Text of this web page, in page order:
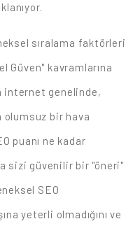
sıralama faktörleri
kavramlarına
internet genelinde,
olumsuz bir hava
puanı ne kadar
sizi güvenilir bir "öneri"
SEO
yeterli olmadığını ve